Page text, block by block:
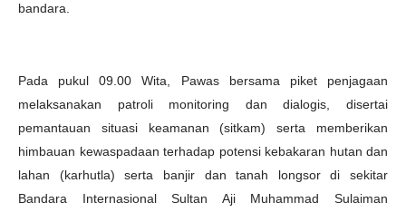
bandara.
Pada pukul 09.00 Wita, Pawas bersama piket penjagaan
melaksanakan patroli monitoring dan dialogis, disertai
pemantauan situasi keamanan (sitkam) serta memberikan
himbauan kewaspadaan terhadap potensi kebakaran hutan dan
lahan (karhutla) serta banjir dan tanah longsor di sekitar
Bandara Internasional Sultan Aji Muhammad Sulaiman